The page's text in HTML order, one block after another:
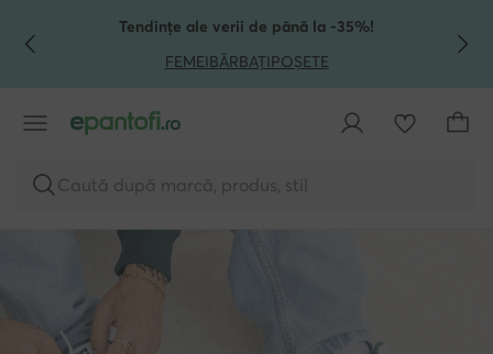
TRECI LA CONȚINUTUL PRINCIPAL
MERGI LA CĂUTARETendințe ale verii de până la -35%!
FEMEIBĂRBAȚIPOȘETE
Caută după marcă, produs, stil